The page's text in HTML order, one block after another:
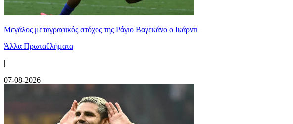
Μεγάλος μεταγραφικός στόχος της Ράγιο Βαγεκάνο ο Ικάρντι
Άλλα Πρωταθλήματα
|
07-08-2026